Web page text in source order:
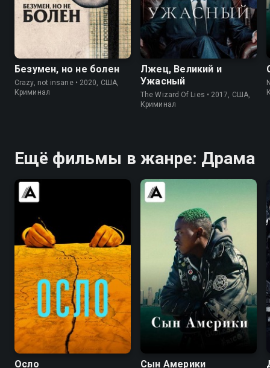
7.3
Безумен, но не болен
Crazy, not insane • 2020, США,
Криминал
6.8 6.8
Лжец, Великий и
Ужасный
The Wizard Of Lies • 2017, США,
Криминал
Ещё фильмы в жанре: Драма
7.3 6.7
Осло
5.9 5.7
Сын Америки